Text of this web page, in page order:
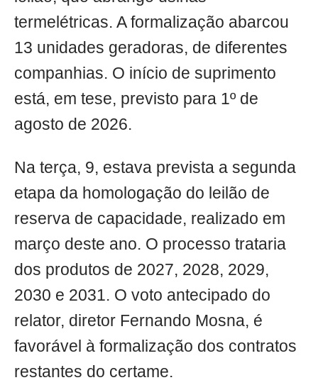
termelétricas. A formalização abarcou
13 unidades geradoras, de diferentes
companhias. O início de suprimento
está, em tese, previsto para 1º de
agosto de 2026.
Na terça, 9, estava prevista a segunda
etapa da homologação do leilão de
reserva de capacidade, realizado em
março deste ano. O processo trataria
dos produtos de 2027, 2028, 2029,
2030 e 2031. O voto antecipado do
relator, diretor Fernando Mosna, é
favorável à formalização dos contratos
restantes do certame.